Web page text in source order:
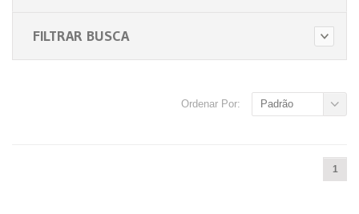
FILTRAR BUSCA
Ordenar Por: Padrão
1